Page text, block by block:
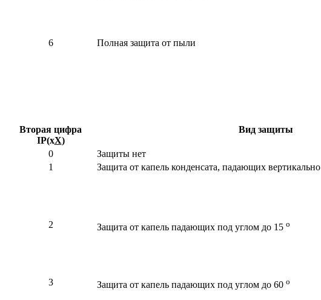
6 Полная защита от пыли
Вторая цифра
IP(xX)
Вид защиты
0
Защиты нет
1
Защита от капель конденсата, падающих вертикально
2 Защита от капель падающих под углом до 15 o
3 Защита от капель падающих под углом до 60 o